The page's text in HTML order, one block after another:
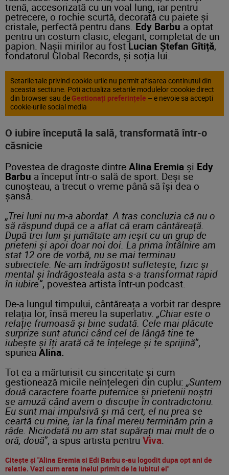
trenă, accesorizată cu un voal lung, iar pentru
petrecere, o rochie scurtă, decorată cu paiete și
cristale, perfectă pentru dans. Edy Barbu a optat
pentru un costum clasic, elegant, completat de un
papion. Nașii mirilor au fostLucian Ștefan Gîtiță,
fondatorul Global Records, și soția lui.
Setarile tale privind cookie-urile nu permit afisarea continutul din
aceasta sectiune. Poti actualiza setarile modulelor coookie direct
din browser sau de Gestionați preferințele – e nevoie sa accepti
cookie-urile social media
O iubire începută la sală, transformată într-o
căsnicie
Povestea de dragoste dintre Alina Eremia și Edy
Barbu a început într-o sală de sport. Deși se
cunoșteau, a trecut o vreme până să își dea o
șansă.
„Trei luni nu m-a abordat. A tras concluzia că nu o
să răspund după ce a aflat că eram cântăreață.
După trei luni și jumătate am ieșit cu un grup de
prieteni și apoi doar noi doi. La prima întâlnire am
stat 12 ore de vorbă, nu se mai terminau
subiectele. Ne-am îndrăgostit sufletește, fizic și
mental și îndrăgosteala asta s-a transformat rapid
în iubire”, povestea artista într-un podcast.
De-a lungul timpului, cântăreața a vorbit rar despre
relația lor, însă mereu la superlativ. „Chiar este o
relație frumoasă și bine sudată. Cele mai plăcute
surprize sunt atunci când cel de lângă tine te
iubește și îți arată că te înțelege și te sprijină”,
spunea Alina.
Tot ea a mărturisit cu sinceritate și cum
gestionează micile neînțelegeri din cuplu: „Suntem
două caractere foarte puternice și prietenii noștri
se amuză când avem o discuție în contradictoriu.
Eu sunt mai impulsivă și mă cert, el nu prea se
ceartă cu mine, iar la final mereu terminăm prin a
râde. Niciodată nu am stat supărați mai mult de o
oră, două”, a spus artista pentru Viva.
Citește și "Alina Eremia si Edi Barbu s-au logodit dupa opt ani de
relatie. Vezi cum arata inelul primit de la iubitul ei"